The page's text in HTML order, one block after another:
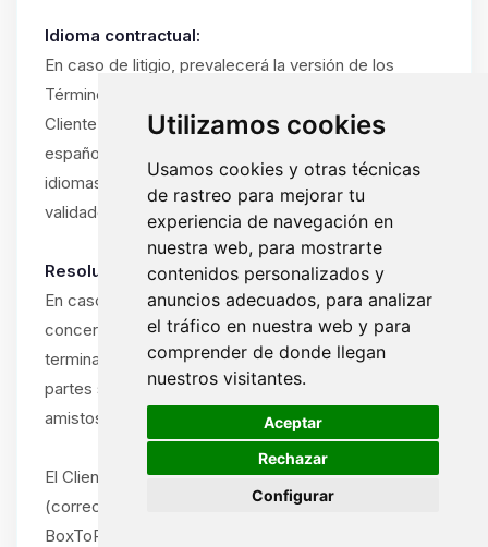
Utilizamos cookies
Usamos cookies y otras técnicas
de rastreo para mejorar tu
experiencia de navegación en
nuestra web, para mostrarte
contenidos personalizados y
anuncios adecuados, para analizar
el tráfico en nuestra web y para
comprender de donde llegan
nuestros visitantes.
Aceptar
Rechazar
Configurar
Idioma contractual:
En caso de litigio, prevalecerá la versión de los
Términos y Condiciones en el idioma utilizado por el
Cliente durante la suscripción (francés, inglés o
español). Si el Cliente ha utilizado el sitio en varios
idiomas, prevalecerá el idioma del último pedido
validado.
Resolución amistosa obligatoria:
En caso de disputa entre el Cliente y ByteLogic
concerniente a la interpretación, ejecución o
terminación de estos Términos y Condiciones, las
partes se comprometen a intentar resolver la disputa
amistosamente antes de cualquier acción legal.
El Cliente debe notificar la disputa por escrito
(correo electrónico o carta certificada) al soporte de
BoxToPlay.com, describiendo la naturaleza del
🍪